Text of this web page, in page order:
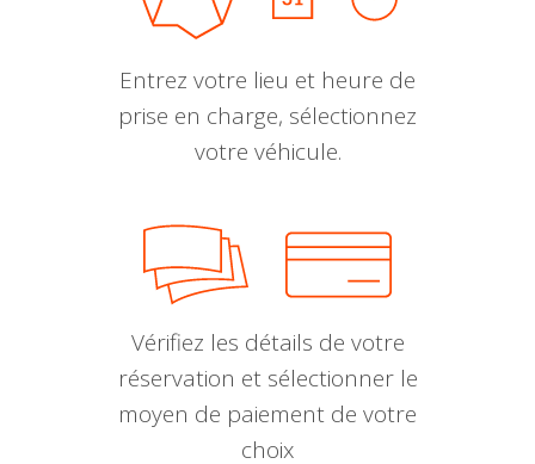
Entrez votre lieu et heure de
prise en charge, sélectionnez
votre véhicule.
Vérifiez les détails de votre
réservation et sélectionner le
moyen de paiement de votre
choix